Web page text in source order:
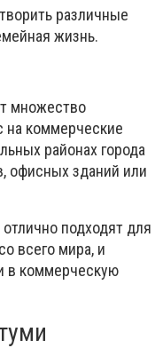
различные
жизнь.
множество
на коммерческие
районах города
офисных зданий или
подходят для
всего мира, и
в коммерческую